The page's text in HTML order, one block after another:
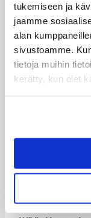
tukemiseen ja
jaamme
alan
sivustoamme.
tietoja muihin
kerätty, kun olet
HUNTINGTON
1KPL = 1 metri